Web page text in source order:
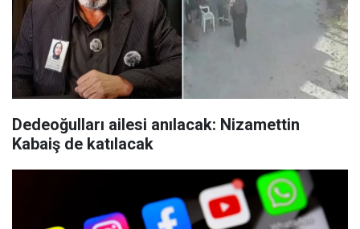
Dedeoğulları ailesi anılacak: Nizamettin
Kabaiş de katılacak